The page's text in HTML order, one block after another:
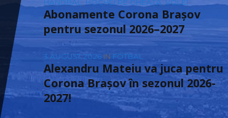
HANDBAL, HOCHEI PE GHEAȚĂ, VOLEI
Abonamente Corona Brașov
pentru sezonul 2026–2027
3 AUGUST 2026 IN FOTBAL
Alexandru Mateiu va juca pentru
Corona Brașov în sezonul 2026-
2027!